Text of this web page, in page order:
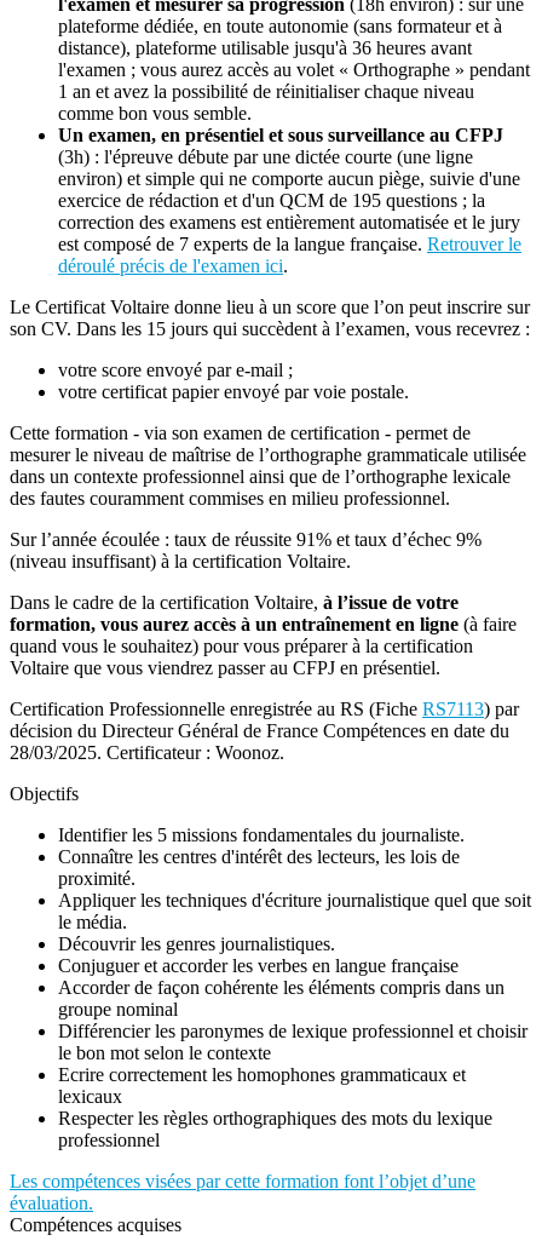
l'examen et mesurer sa progression (18h environ) : sur une
plateforme dédiée, en toute autonomie (sans formateur et à
distance), plateforme utilisable jusqu'à 36 heures avant
l'examen ; vous aurez accès au volet « Orthographe » pendant
1 an et avez la possibilité de réinitialiser chaque niveau
comme bon vous semble.
Un examen, en présentiel et sous surveillance au CFPJ
(3h) : l'épreuve débute par une dictée courte (une ligne
environ) et simple qui ne comporte aucun piège, suivie d'une
exercice de rédaction et d'un QCM de 195 questions ; la
correction des examens est entièrement automatisée et le jury
est composé de 7 experts de la langue française. Retrouver le
déroulé précis de l'examen ici.
Le Certificat Voltaire donne lieu à un score que l’on peut inscrire sur
son CV. Dans les 15 jours qui succèdent à l’examen, vous recevrez :
votre score envoyé par e-mail ;
votre certificat papier envoyé par voie postale.
Cette formation - via son examen de certification - permet de
mesurer le niveau de maîtrise de l’orthographe grammaticale utilisée
dans un contexte professionnel ainsi que de l’orthographe lexicale
des fautes couramment commises en milieu professionnel.
Sur l’année écoulée : taux de réussite 91% et taux d’échec 9%
(niveau insuffisant) à la certification Voltaire.
Dans le cadre de la certification Voltaire, à l’issue de votre
formation, vous aurez accès à un entraînement en ligne (à faire
quand vous le souhaitez) pour vous préparer à la certification
Voltaire que vous viendrez passer au CFPJ en présentiel.
Certification Professionnelle enregistrée au RS (Fiche RS7113) par
décision du Directeur Général de France Compétences en date du
28/03/2025. Certificateur : Woonoz.
Objectifs
Identifier les 5 missions fondamentales du journaliste.
Connaître les centres d'intérêt des lecteurs, les lois de
proximité.
Appliquer les techniques d'écriture journalistique quel que soit
le média.
Découvrir les genres journalistiques.
Conjuguer et accorder les verbes en langue française
Accorder de façon cohérente les éléments compris dans un
groupe nominal
Différencier les paronymes de lexique professionnel et choisir
le bon mot selon le contexte
Ecrire correctement les homophones grammaticaux et
lexicaux
Respecter les règles orthographiques des mots du lexique
professionnel
Les compétences visées par cette formation font l’objet d’une
évaluation.
Compétences acquises